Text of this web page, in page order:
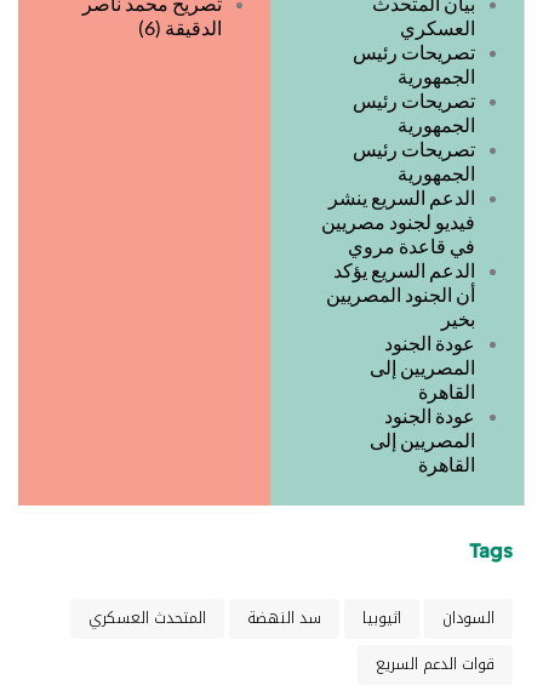
العسكري
تصريحات رئيس
الجمهورية
تصريحات رئيس
الجمهورية
تصريحات رئيس
الجمهورية
الدعم السريع ينشر
فيديو لجنود مصريين
في قاعدة مروي
الدعم السريع يؤكد
أن الجنود المصريين
بخير
عودة الجنود
المصريين إلى
القاهرة
عودة الجنود
المصريين إلى
القاهرة
الدقيقة (6)
Tags
السودان اثيوبيا سد النهضة
المتحدث العسكري
قوات الدعم السريع